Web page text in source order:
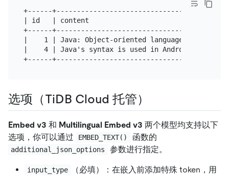
+------
| id   | content
+------
|    1 | Java: Object-oriented language for cross-
|    4 | Java's syntax is used in Android
选项（TiDB Cloud 托管）
Embed v3 和 Multilingual Embed v3 两个模型均支持以下
选项，你可以通过
EMBED_TEXT() 函数的
additional_json_options 参数进行指定。
input_type
（必填）：在嵌入前添加特殊 token，用